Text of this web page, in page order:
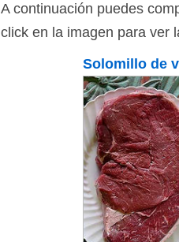
A continuación puedes
click en la imagen para ver
Solomillo de